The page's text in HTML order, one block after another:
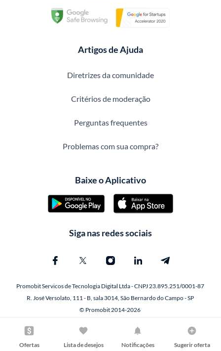
Ofertas Lista de desejos Notificações Sugerir oferta
Artigos de Ajuda
Diretrizes da comunidade
Critérios de moderação
Perguntas frequentes
Problemas com sua compra?
Baixe o Aplicativo
Siga nas redes sociais
Promobit Servicos de Tecnologia Digital Ltda - CNPJ 23.895.251/0001-87
R. José Versolato, 111 - B, sala 3014, São Bernardo do Campo - SP
© Promobit 2014-2026